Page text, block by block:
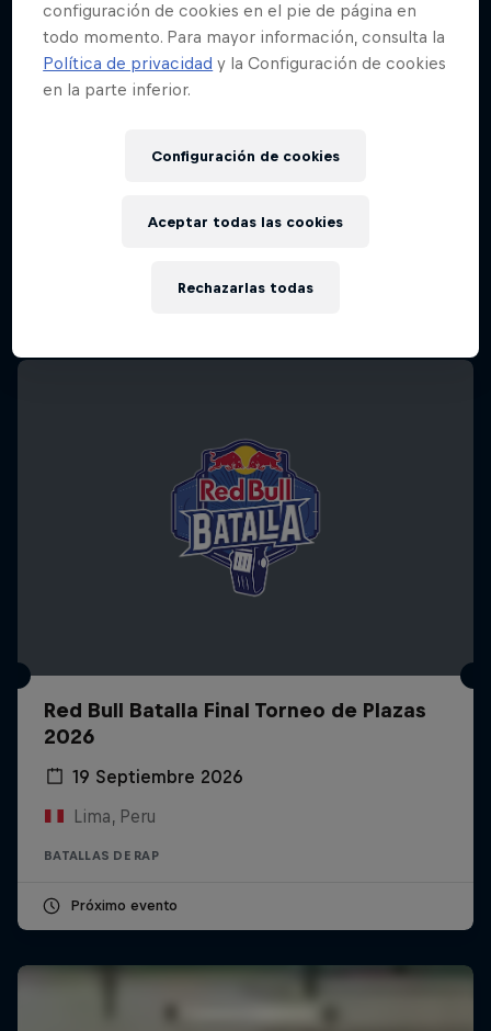
Red Bull Batalla Final Torneo de Plazas
2026
19 Septiembre 2026
Lima, Peru
BATALLAS DE RAP
Próximo evento
configuración de cookies en el pie de página en
todo momento. Para mayor información, consulta la
Política de privacidad y la Configuración de cookies
en la parte inferior.
Configuración de cookies
Rechazarlas todas
Aceptar todas las cookies